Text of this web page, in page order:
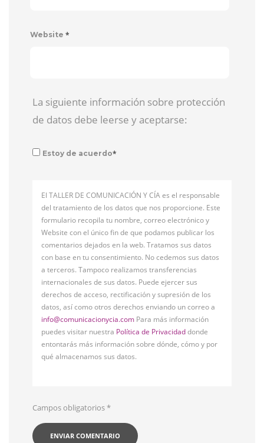
Website *
La siguiente información sobre protección
de datos debe leerse y aceptarse:
Estoy de acuerdo*
El TALLER DE COMUNICACIÓN Y CÍA es el responsable
del tratamiento de los datos que nos proporcione. Este
formulario recopila tu nombre, correo electrónico y
Website con el único fin de que podamos publicar los
comentarios dejados en la web. Tratamos sus datos
con base en tu consentimiento. No cedemos sus datos
a terceros. Tampoco realizamos transferencias
internacionales de sus datos. Puede ejercer sus
derechos de acceso, rectificación y supresión de los
datos, así como otros derechos enviando un correo a
info@comunicacionycia.com Para más información
puedes visitar nuestra Política de Privacidaddonde
entontarás más información sobre dónde, cómo y por
qué almacenamos sus datos.
Campos obligatorios*